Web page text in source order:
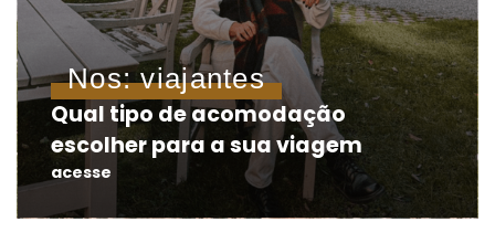
Nos: viajantes
Qual tipo de acomodação
escolher para a sua viagem
acesse